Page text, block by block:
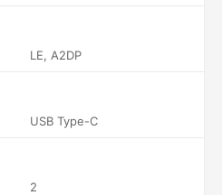
LE, A2DP
USB Type-C
2